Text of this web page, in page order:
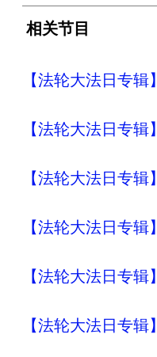
相关节目
【法轮大法日专
【法轮大法日专
【法轮大法日专
【法轮大法日专
【法轮大法日专
【法轮大法日专